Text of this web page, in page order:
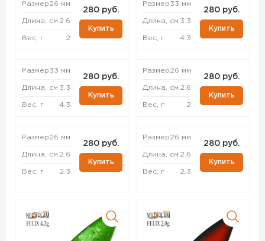
Размер26 мм
Длина, см 2.6
Вес, г 2
280 руб.
Купить
Размер33 мм
Длина, см 3.3
Вес, г 4.3
280 руб.
Купить
Размер26 мм
Длина, см 2.6
Вес, г 2.3
280 руб.
Купить
Размер33 мм
Длина, см 3.3
Вес, г 4.3
280 руб.
Купить
Размер26 мм
Длина, см 2.6
Вес, г 2
280 руб.
Купить
Размер26 мм
Длина, см 2.6
Вес, г 2.3
280 руб.
Купить